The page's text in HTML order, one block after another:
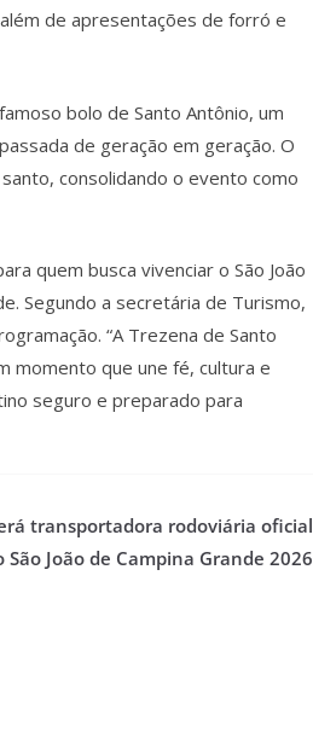
de apresentações de forró e
bolo de Santo Antônio, um
de geração em geração. O
consolidando o evento como
quem busca vivenciar o São João
Segundo a secretária de Turismo,
“A Trezena de Santo
momento que une fé, cultura e
seguro e preparado para
transportadora rodoviária oficial
São João de Campina Grande 2026